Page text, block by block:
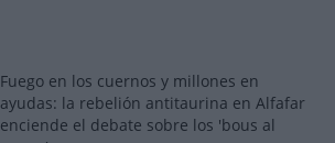
Fuego en los cuernos y millones en
ayudas: la rebelión antitaurina en Alfafar
enciende el debate sobre los 'bous al